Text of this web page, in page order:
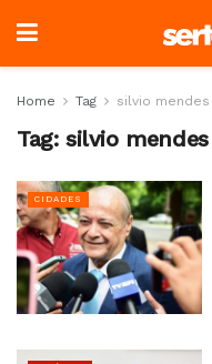
Home Tag silvio mendes
Tag: silvio mendes
CIDADES